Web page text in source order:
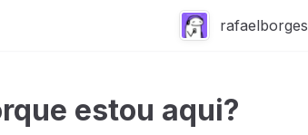
rafaelborges
estou aqui?